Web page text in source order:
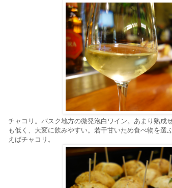
チャコリ。バスク地方の微発泡白ワイン。あまり熟成
も低く、大変に飲みやすい。若干甘いため食べ物を選
えばチャコリ。